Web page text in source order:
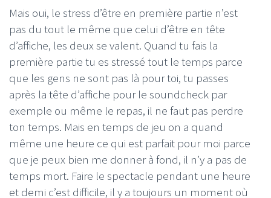
Mais oui, le stress d’être en première partie n’est
pas du tout le même que celui d’être en tête
d’affiche, les deux se valent. Quand tu fais la
première partie tu es stressé tout le temps parce
que les gens ne sont pas là pour toi, tu passes
après la tête d’affiche pour le soundcheck par
exemple ou même le repas, il ne faut pas perdre
ton temps. Mais en temps de jeu on a quand
même une heure ce qui est parfait pour moi parce
que je peux bien me donner à fond, il n’y a pas de
temps mort. Faire le spectacle pendant une heure
et demi c’est difficile, il y a toujours un moment où